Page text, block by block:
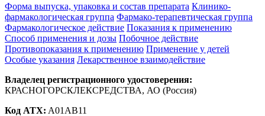
Форма выпуска, упаковка и состав препарата Клинико-
фармакологическая группа Фармако-терапевтическая группа
Фармакологическое действие Показания к применению
Способ применения и дозы Побочное действие
Противопоказания к применению Применение у детей
Особые указания Лекарственное взаимодействие
Владелец регистрационного удостоверения:
КРАСНОГОРСКЛЕКСРЕДСТВА, АО (Россия)
Код ATX: A01AB11